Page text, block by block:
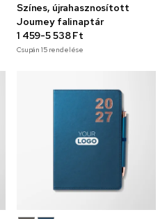
Színes, újrahasznosított
Journey falinaptár
1 459-5 538 Ft
Csupán15rendelése